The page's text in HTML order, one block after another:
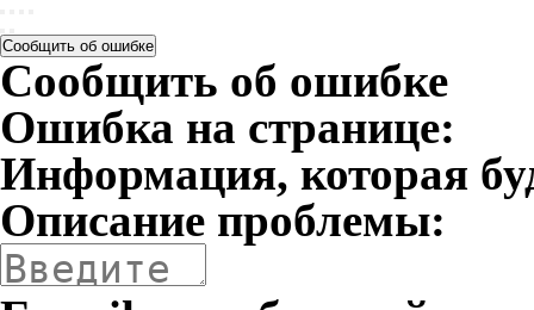
Сообщить об ошибке
Сообщить об ошибке
Ошибка на странице:
Информация, которая
Описание проблемы: